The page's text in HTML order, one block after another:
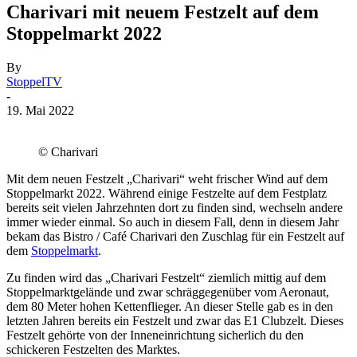
Charivari mit neuem Festzelt auf dem
Stoppelmarkt 2022
By
StoppelTV
-
19. Mai 2022
© Charivari
Mit dem neuen Festzelt „Charivari“ weht frischer Wind auf dem
Stoppelmarkt 2022. Während einige Festzelte auf dem Festplatz
bereits seit vielen Jahrzehnten dort zu finden sind, wechseln andere
immer wieder einmal. So auch in diesem Fall, denn in diesem Jahr
bekam das Bistro / Café Charivari den Zuschlag für ein Festzelt auf
dem Stoppelmarkt.
Zu finden wird das „Charivari Festzelt“ ziemlich mittig auf dem
Stoppelmarktgelände und zwar schräggegenüber vom Aeronaut,
dem 80 Meter hohen Kettenflieger. An dieser Stelle gab es in den
letzten Jahren bereits ein Festzelt und zwar das E1 Clubzelt. Dieses
Festzelt gehörte von der Inneneinrichtung sicherlich du den
schickeren Festzelten des Marktes.